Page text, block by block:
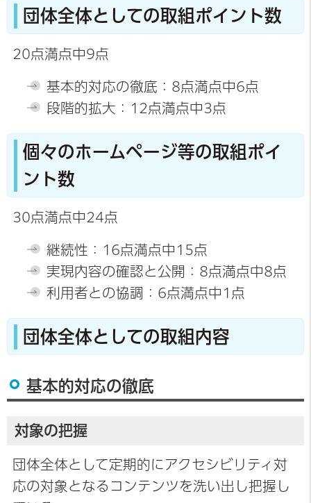
団体全体としての取組ポイント数
20点満点中9点
基本的対応の徹底：8点満点中6点
段階的拡大：12点満点中3点
個々のホームページ等の取組ポイ
ント数
30点満点中24点
継続性：16点満点中15点
実現内容の確認と公開：8点満点中8点
利用者との協調：6点満点中1点
団体全体としての取組内容
基本的対応の徹底
対象の把握
団体全体として定期的にアクセシビリティ対
応の対象となるコンテンツを洗い出し把握し